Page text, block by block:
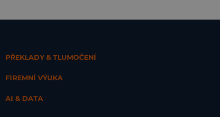
PŘEKLADY & TLUMOČENÍ
FIREMNÍ VÝUKA
AI & DATA